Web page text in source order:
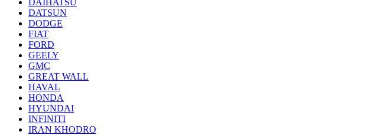
DAIHATSU
DATSUN
DODGE
FIAT
FORD
GEELY
GMC
GREAT WALL
HAVAL
HONDA
HYUNDAI
INFINITI
IRAN KHODRO